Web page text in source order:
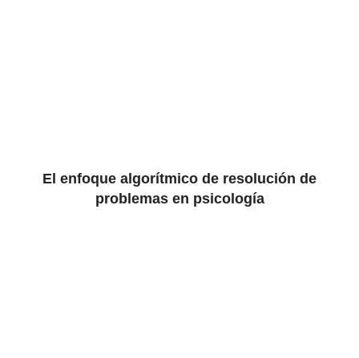
El enfoque algorítmico de resolución de
problemas en psicología